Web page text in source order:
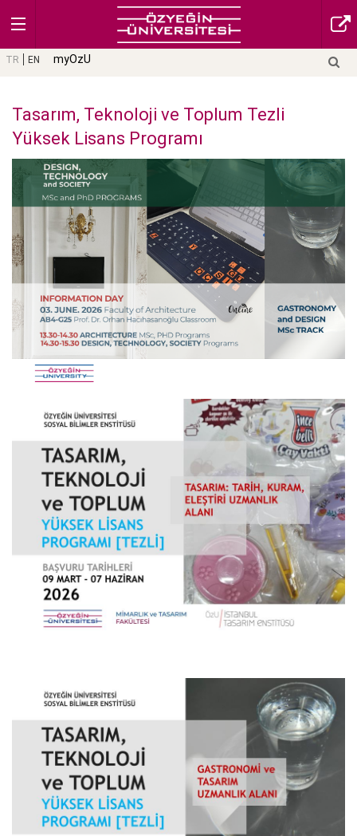
TR EN myOzU
Tasarım, Teknoloji ve Toplum Tezli
Yüksek Lisans Programı